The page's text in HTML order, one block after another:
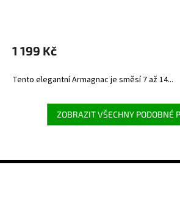
1 199 Kč
Tento elegantní Armagnac je směsí 7 až 14...
ZOBRAZIT VŠECHNY PODOBNÉ
Z